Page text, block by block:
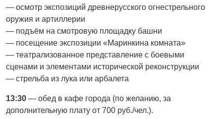
— осмотр экспозиций древнерусского огнестрельного
оружия и артиллерии
— подъём на смотровую площадку башни
— посещение экспозиции «Маринкина комната»
— театрализованное представление с боевыми
сценами и элементами исторической реконструкции
— стрельба из лука или арбалета
13:30 — обед в кафе города (по желанию, за
дополнительную плату от 700 руб./чел.).